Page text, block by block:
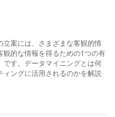
案には、さまざまな客観的情
的な情報を得るための1つの有
す。データマイニングとは何
ングに活用されるのかを解説